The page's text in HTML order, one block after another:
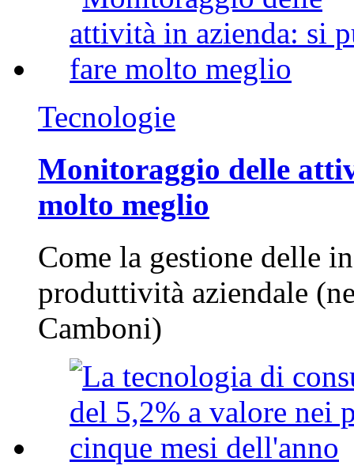
Tecnologie
Monitoraggio delle
molto meglio
Come la gestione delle
produttività aziendale
Camboni)